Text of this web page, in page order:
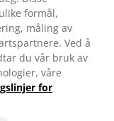
formål,
måling av
Ved å
du vår bruk av
våre
for